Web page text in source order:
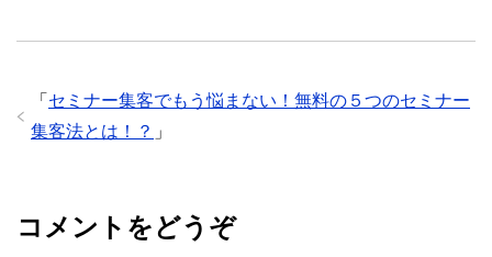
「 セミナー集客でもう悩まない！無料の５つのセミナー
集客法とは！？ 」
コメントをどうぞ